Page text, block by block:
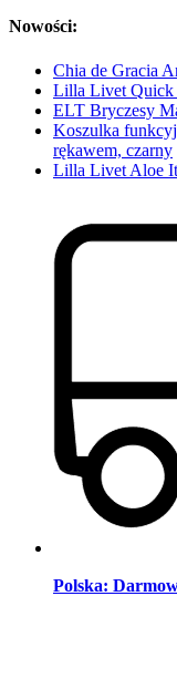
Nowości:
Chia de Gracia
Lilla Livet Quick
ELT Bryczesy
Koszulka
rękawem, czarny
Lilla Livet Aloe
Polska: